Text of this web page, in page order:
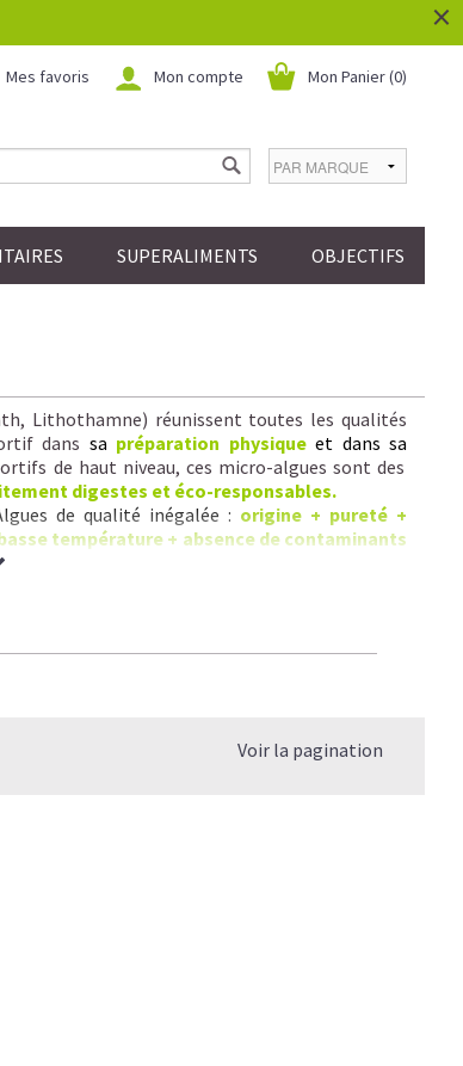
×
Mon Panier (0)
Mon compte
Mes favoris
SUPERALIMENTS OBJECTIFS
Lithothamne) réunissent toutes les qualités
dans sa préparation physique et dans sa
de haut niveau, ces micro-algues sont des
digestes et éco-responsables.
de qualité inégalée : origine + pureté +
température + absence de contaminants
Voir la pagination